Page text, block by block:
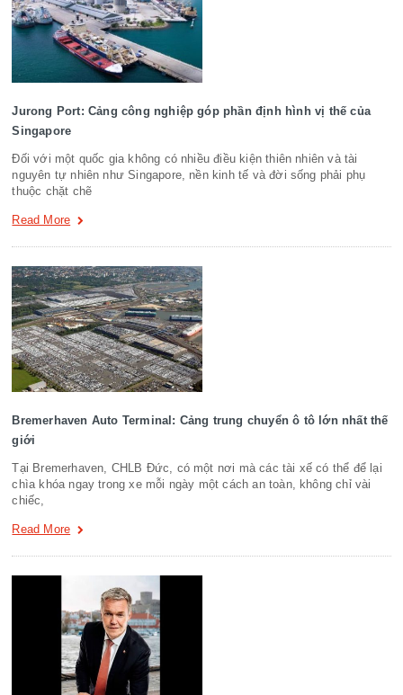
Jurong Port: Cảng công nghiệp góp phần định hình vị thế của
Singapore
Đối với một quốc gia không có nhiều điều kiện thiên nhiên và tài
nguyên tự nhiên như Singapore, nền kinh tế và đời sống phải phụ
thuộc chặt chẽ
Read More
Bremerhaven Auto Terminal: Cảng trung chuyển ô tô lớn nhất thế
giới
Tại Bremerhaven, CHLB Đức, có một nơi mà các tài xế có thể để lại
chìa khóa ngay trong xe mỗi ngày một cách an toàn, không chỉ vài
chiếc,
Read More